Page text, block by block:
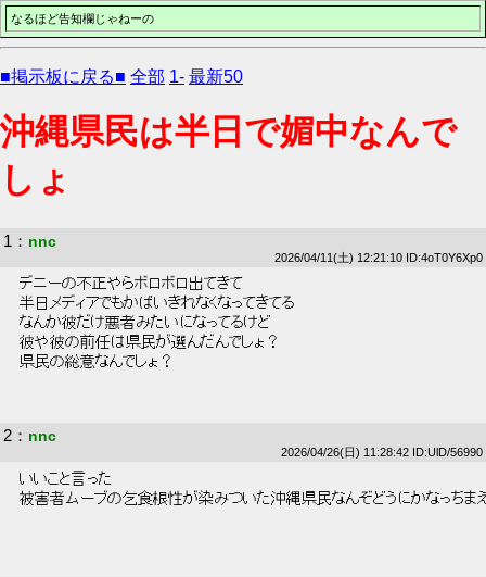
なるほど告知欄じゃねーの
■掲示板に戻る■ 全部 1- 最新50
沖縄県民は半日で媚中なんで
しょ
1 ： nnc
2026/04/11(土) 12:21:10 ID:4oT0Y6Xp0
デニーの不正やらボロボロ出てきて
半日メディアでもかばいきれなくなってきてる
なんか彼だけ悪者みたいになってるけど
彼や彼の前任は県民が選んだんでしょ？
県民の総意なんでしょ？
2 ： nnc
2026/04/26(日) 11:28:42 ID:UlD/56990
いいこと言った
被害者ムーブの乞食根性が染みついた沖縄県民なんぞどうにかなっちま